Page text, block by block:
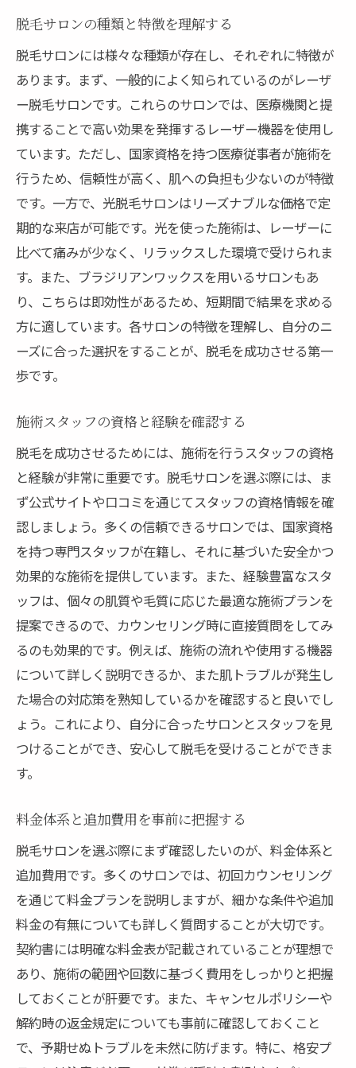
肌質に合った脱毛方法を選ぶ
アフターケアの充実度を確認する
施術前後の注意点を把握する
敏感肌向けの特別なケアを提供するサロン
トライアルプランを利用して適性を確認す
る
安全な機材と技術を使用しているか
三重県伊勢市での理想の脱毛体験を実現する方
法
施術前の準備と心構え
スケジュールに合わせた通いやすさ
個別プランの提案を受けるメリット
施術中のリラックス方法と環境
定期的なフォローアップの重要性
初めての脱毛で失敗しないための重要なステッ
プ
初回カウンセリングでの質問内容
目標とする脱毛範囲の明確化
施術頻度と期間の計画を立てる
予算に合わせたプラン選びのコツ
家族や友人の体験談を参考にする
自分に合ったサロンの見極め方
肌に優しい脱毛サロンを選ぶためのチェックリ
スト
使用機材の種類と評価
化学薬品の使用状況を確認する
スタッフの対応と雰囲気の重要性
衛生管理の徹底度をチェック
長期的な美しさを手に入れるための脱毛サロン
の選び方
持続的な効果を得るための施術頻度
定期的なカウンセリングの実施
パーソナライズされたケアの提供
長期契約のメリットとデメリット
季節に応じたケアの必要性
脱毛サロンの種類と特徴を理解する
脱毛サロンには様々な種類が存在し、それぞれに特徴が
あります。まず、一般的によく知られているのがレーザ
ー脱毛サロンです。これらのサロンでは、医療機関と提
携することで高い効果を発揮するレーザー機器を使用し
ています。ただし、国家資格を持つ医療従事者が施術を
行うため、信頼性が高く、肌への負担も少ないのが特徴
です。一方で、光脱毛サロンはリーズナブルな価格で定
期的な来店が可能です。光を使った施術は、レーザーに
比べて痛みが少なく、リラックスした環境で受けられま
す。また、ブラジリアンワックスを用いるサロンもあ
り、こちらは即効性があるため、短期間で結果を求める
方に適しています。各サロンの特徴を理解し、自分のニ
ーズに合った選択をすることが、脱毛を成功させる第一
歩です。
施術スタッフの資格と経験を確認する
脱毛を成功させるためには、施術を行うスタッフの資格
と経験が非常に重要です。脱毛サロンを選ぶ際には、ま
ず公式サイトや口コミを通じてスタッフの資格情報を確
認しましょう。多くの信頼できるサロンでは、国家資格
を持つ専門スタッフが在籍し、それに基づいた安全かつ
効果的な施術を提供しています。また、経験豊富なスタ
ッフは、個々の肌質や毛質に応じた最適な施術プランを
提案できるので、カウンセリング時に直接質問をしてみ
るのも効果的です。例えば、施術の流れや使用する機器
について詳しく説明できるか、また肌トラブルが発生し
た場合の対応策を熟知しているかを確認すると良いでし
ょう。これにより、自分に合ったサロンとスタッフを見
つけることができ、安心して脱毛を受けることができま
す。
料金体系と追加費用を事前に把握する
脱毛サロンを選ぶ際にまず確認したいのが、料金体系と
追加費用です。多くのサロンでは、初回カウンセリング
を通じて料金プランを説明しますが、細かな条件や追加
料金の有無についても詳しく質問することが大切です。
契約書には明確な料金表が記載されていることが理想で
あり、施術の範囲や回数に基づく費用をしっかりと把握
しておくことが肝要です。また、キャンセルポリシーや
解約時の返金規定についても事前に確認しておくこと
で、予期せぬトラブルを未然に防げます。特に、格安プ